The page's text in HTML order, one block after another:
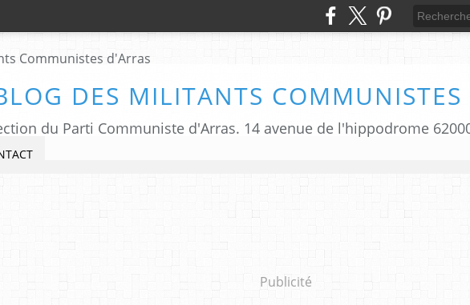
DES MILITANTS COMMUNISTES
du Parti Communiste d'Arras. 14 avenue de l'hippodrome
Publicité